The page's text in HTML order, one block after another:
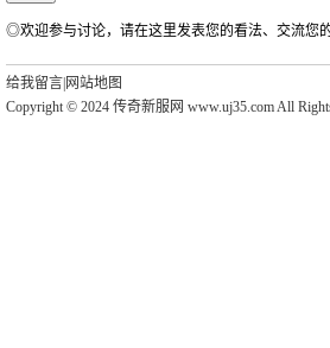
◎欢迎参与讨论，请在这里发表您的看法、交流您的
给我留言 网站地图
Copyright © 2024 传奇新服网 www.uj35.com All